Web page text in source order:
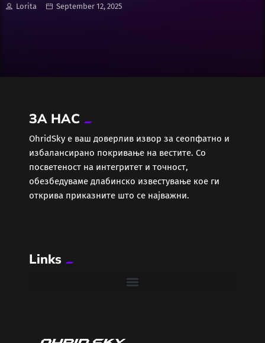
Еротика
Забава
Здравје
Колумни
Lorita September 12, 2025
ЗА НАС
ОhridSky е ваш доверлив извор за сеопфатно и
избалансирано покривање на вестите. Со
посветеност на интегритет и точност,
обезбедуваме длабинско известување кое ги
открива приказните што се најважни.
Links